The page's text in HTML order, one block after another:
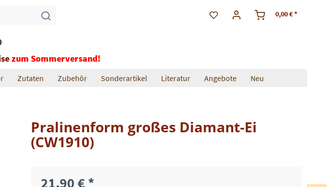
0,00 € *
zum Sommerversand!
Zutaten Zubehör Sonderartikel Literatur Angebote Neu
Pralinenform großes Diamant-Ei
(CW1910)
21,90 € *